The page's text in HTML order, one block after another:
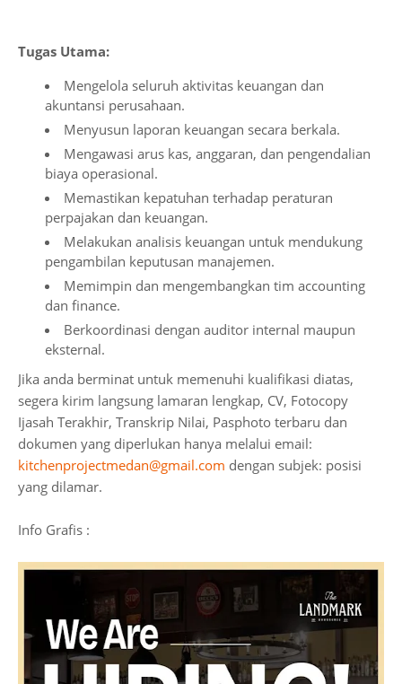
Tugas Utama:
Mengelola seluruh aktivitas keuangan dan
akuntansi perusahaan.
Menyusun laporan keuangan secara berkala.
Mengawasi arus kas, anggaran, dan pengendalian
biaya operasional.
Memastikan kepatuhan terhadap peraturan
perpajakan dan keuangan.
Melakukan analisis keuangan untuk mendukung
pengambilan keputusan manajemen.
Memimpin dan mengembangkan tim accounting
dan finance.
Berkoordinasi dengan auditor internal maupun
eksternal.
Jika anda berminat untuk memenuhi kualifikasi diatas,
segera kirim langsung lamaran lengkap, CV, Fotocopy
Ijasah Terakhir, Transkrip Nilai, Pasphoto terbaru dan
dokumen yang diperlukan hanya melalui email:
kitchenprojectmedan@gmail.com dengan subjek: posisi
yang dilamar.
Info Grafis :